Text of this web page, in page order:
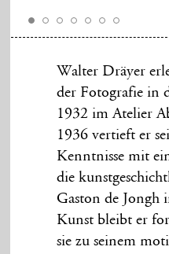
Walter Dräyer
der Fotografie in
1932 im Atelier
1936 vertieft er
Kenntnisse mit
die
Gaston de Jongh
Kunst bleibt er
sie zu seinem